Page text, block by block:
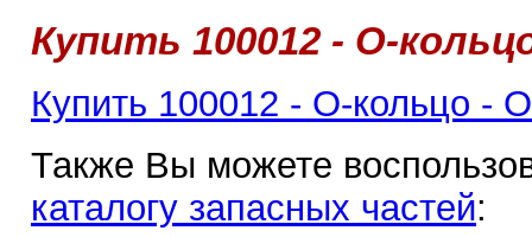
Купить 100012 - О-
Купить 100012 - О-кольцо -
Также Вы можете
каталогу запасных частей: